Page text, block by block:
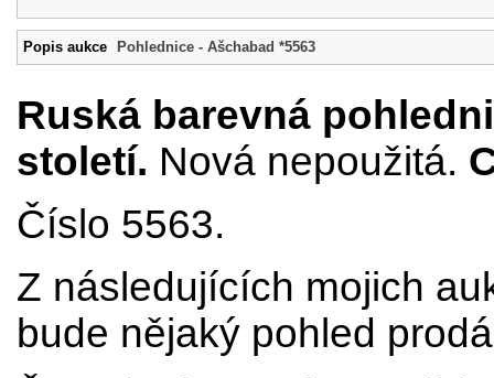
Popis aukce Pohlednice - Ašchabad *5563
Ruská barevná
století. Nová nepoužitá.
Číslo 5563.
Z následujících mojich
bude nějaký pohled